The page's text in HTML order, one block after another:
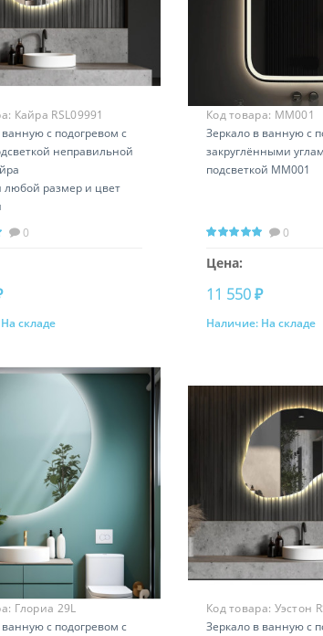
Кайра RSL09991
с подогревом с
неправильной
любой размер и цвет
0
На складе
Код товара: MM001
Зеркало в ванную с
закруглёнными
подсветкой MM001
0
Цена:
11 550 ₽
Купить
Наличие: На складе
Глориа 29L
с подогревом с
Код товара: Уэстон
Зеркало в ванную с